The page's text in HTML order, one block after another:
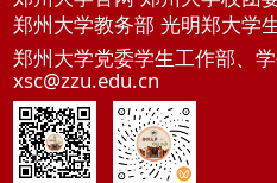
郑州大学教务部 光明郑大学
郑州大学党委学生工作部、
xsc@zzu.edu.cn